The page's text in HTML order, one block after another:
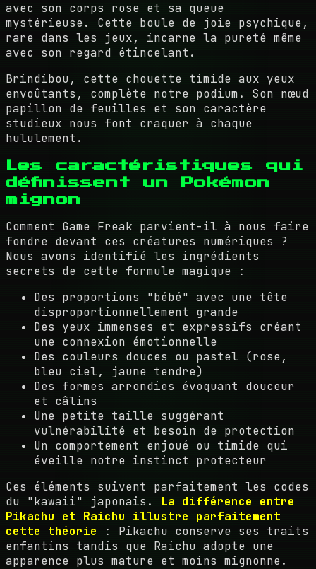
avec son corps rose et sa queue
mystérieuse. Cette boule de joie psychique,
rare dans les jeux, incarne la pureté même
avec son regard étincelant.
Brindibou, cette chouette timide aux yeux
envoûtants, complète notre podium. Son nœud
papillon de feuilles et son caractère
studieux nous font craquer à chaque
hululement.
Les caractéristiques qui
définissent un Pokémon
mignon
Comment Game Freak parvient-il à nous faire
fondre devant ces créatures numériques ?
Nous avons identifié les ingrédients
secrets de cette formule magique :
Des proportions "bébé" avec une tête
disproportionnellement grande
Des yeux immenses et expressifs créant
une connexion émotionnelle
Des couleurs douces ou pastel (rose,
bleu ciel, jaune tendre)
Des formes arrondies évoquant douceur
et câlins
Une petite taille suggérant
vulnérabilité et besoin de protection
Un comportement enjoué ou timide qui
éveille notre instinct protecteur
Ces éléments suivent parfaitement les codes
du "kawaii" japonais. La différence entre
Pikachu et Raichu illustre parfaitement
cette théorie : Pikachu conserve ses traits
enfantins tandis que Raichu adopte une
apparence plus mature et moins mignonne.